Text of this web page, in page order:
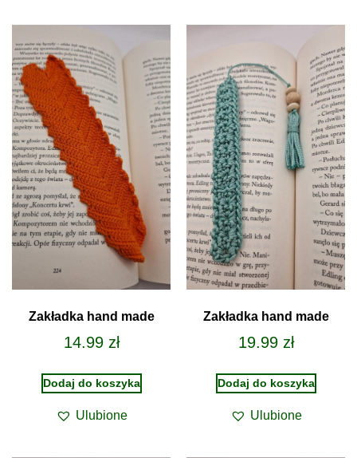
Zakładka hand made
14.99 zł
Dodaj do koszyka
Ulubione
Zakładka hand made
19.99 zł
Dodaj do koszyka
Ulubione